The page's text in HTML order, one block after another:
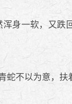
身一软，又跌
蛇不以为意，扶